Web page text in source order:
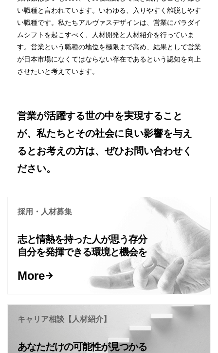
い職種と言われています。いわゆる、入りやすく離脱しやす
い職種です。私たちアルヴァスデザインは、営業にパラダイ
ムシフトを起こすべく、人材開発と人材紹介を行っていま
す。営業という職種の地位を極限まで高め、結果として営業
が日本市場になくてはならない存在であるという認知を向上
させたいと考えています。
営業が活躍する世の中を実現すること
が、私たちとその社会に良い影響を与え
るとお考えの方は、ぜひお問い合わせく
ださい。
採用・人材募集
志と情熱を持った人が思う存分
自分を発揮できる環境と機会を
More
キャリア相談【人材紹介】
あなただけの可能性が見つかる